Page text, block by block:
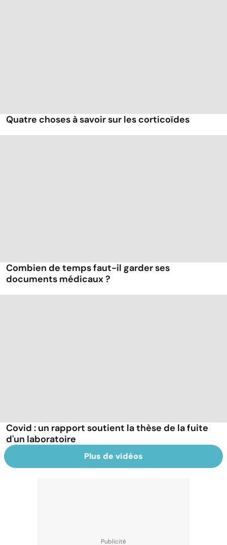
Quatre choses à savoir sur les corticoïdes
Combien de temps faut-il garder ses
documents médicaux ?
Covid : un rapport soutient la thèse de la fuite
d'un laboratoire
Plus de vidéos